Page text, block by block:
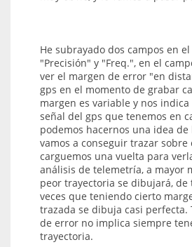
He subrayado dos campos en
"Precisión" y "Freq.", en el
ver el margen de error "en
gps en el momento de grabar
margen es variable y nos
señal del gps que tenemos en
podemos hacernos una idea
vamos a conseguir trazar sobre
carguemos una vuelta para
análisis de telemetría, a mayor
peor trayectoria se dibujará, de
veces que teniendo cierto
trazada se dibuja casi perfecta.
de error no implica siempre
trayectoria.